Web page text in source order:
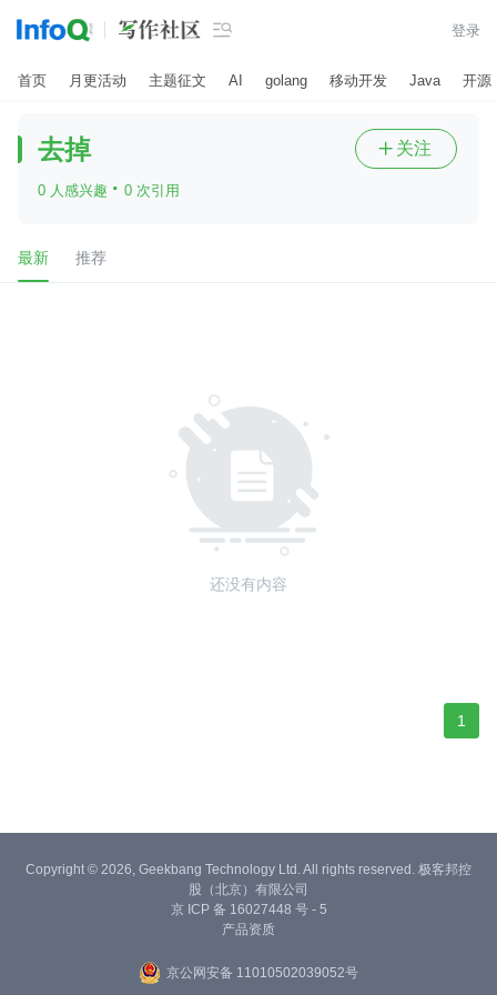
 登录
首页 月更活动 主题征文 AI golang 移动开发 Java 开源
去掉
0 人感兴趣 · 0 次引用
 关注
最新 推荐
还没有内容
1
Copyright © 2026, Geekbang Technology Ltd. All rights reserved. 极客邦控
股（北京）有限公司
京 ICP 备 16027448 号 - 5
产品资质
京公网安备 11010502039052号